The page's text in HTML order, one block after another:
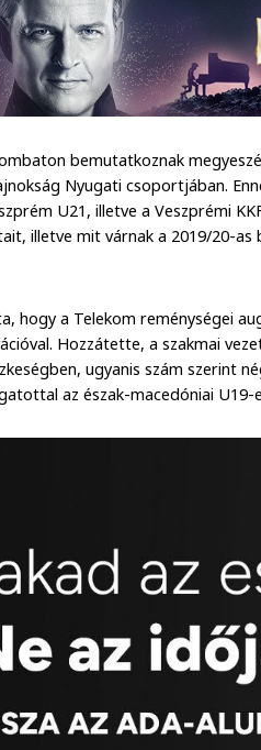
bemutatkoznak
Nyugati csoportjában.
U21, illetve a Veszprémi
illetve mit várnak a 2019/20-
hogy a Telekom reménységei
Hozzátette, a szakmai
ugyanis szám szerint
az észak-macedóniai U19-